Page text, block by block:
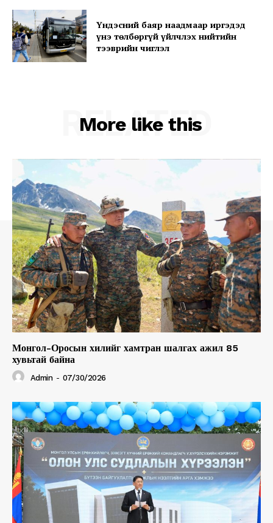
Үндэсний баяр наадмаар иргэдэд
үнэ төлбөргүй үйлчлэх нийтийн
тээврийн чиглэл
More like this
RELATED
Монгол-Оросын хилийг хамтран шалгах ажил 85
хувьтай байна
Admin - 07/30/2026